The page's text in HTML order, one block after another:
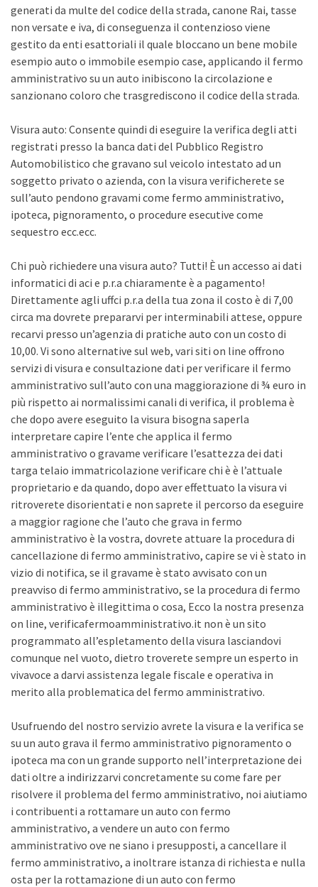
generati da multe del codice della strada, canone Rai, tasse
non versate e iva, di conseguenza il contenzioso viene
gestito da enti esattoriali il quale bloccano un bene mobile
esempio auto o immobile esempio case, applicando il fermo
amministrativo su un auto inibiscono la circolazione e
sanzionano coloro che trasgrediscono il codice della strada.
Visura auto: Consente quindi di eseguire la verifica degli atti
registrati presso la banca dati del Pubblico Registro
Automobilistico che gravano sul veicolo intestato ad un
soggetto privato o azienda, con la visura verificherete se
sull’auto pendono gravami come fermo amministrativo,
ipoteca, pignoramento, o procedure esecutive come
sequestro ecc.ecc.
Chi può richiedere una visura auto? Tutti! È un accesso ai dati
informatici di aci e p.r.a chiaramente è a pagamento!
Direttamente agli uffci p.r.a della tua zona il costo è di 7,00
circa ma dovrete prepararvi per interminabili attese, oppure
recarvi presso un’agenzia di pratiche auto con un costo di
10,00. Vi sono alternative sul web, vari siti on line offrono
servizi di visura e consultazione dati per verificare il fermo
amministrativo sull’auto con una maggiorazione di ¾ euro in
più rispetto ai normalissimi canali di verifica, il problema è
che dopo avere eseguito la visura bisogna saperla
interpretare capire l’ente che applica il fermo
amministrativo o gravame verificare l’esattezza dei dati
targa telaio immatricolazione verificare chi è è l’attuale
proprietario e da quando, dopo aver effettuato la visura vi
ritroverete disorientati e non saprete il percorso da eseguire
a maggior ragione che l’auto che grava in fermo
amministrativo è la vostra, dovrete attuare la procedura di
cancellazione di fermo amministrativo, capire se vi è stato in
vizio di notifica, se il gravame è stato avvisato con un
preavviso di fermo amministrativo, se la procedura di fermo
amministrativo è illegittima o cosa, Ecco la nostra presenza
on line, verificafermoamministrativo.it non è un sito
programmato all’espletamento della visura lasciandovi
comunque nel vuoto, dietro troverete sempre un esperto in
vivavoce a darvi assistenza legale fiscale e operativa in
merito alla problematica del fermo amministrativo.
Usufruendo del nostro servizio avrete la visura e la verifica se
su un auto grava il fermo amministrativo pignoramento o
ipoteca ma con un grande supporto nell’interpretazione dei
dati oltre a indirizzarvi concretamente su come fare per
risolvere il problema del fermo amministrativo, noi aiutiamo
i contribuenti a rottamare un auto con fermo
amministrativo, a vendere un auto con fermo
amministrativo ove ne siano i presupposti, a cancellare il
fermo amministrativo, a inoltrare istanza di richiesta e nulla
osta per la rottamazione di un auto con fermo